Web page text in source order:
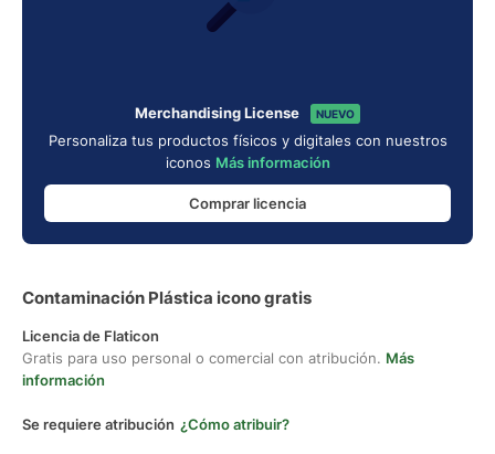
Merchandising License NUEVO
Personaliza tus productos físicos y digitales con nuestros
iconos Más información
Comprar licencia
Contaminación Plástica icono gratis
Licencia de Flaticon
Gratis para uso personal o comercial con atribución. Más
información
Se requiere atribución ¿Cómo atribuir?